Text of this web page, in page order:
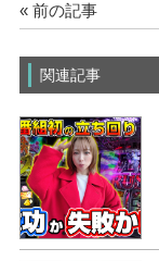
« 前の記事
関連記事